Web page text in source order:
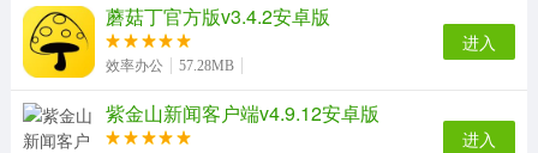
蘑菇丁官方版v3.4.2安卓版
效率办公 57.28MB
进入
紫金山新闻客户端v4.9.12安卓版
进入